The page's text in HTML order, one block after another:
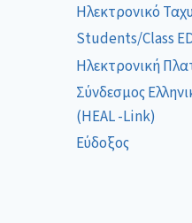
Ηλεκτρονικό
Students/Class
Ηλεκτρονική
Σύνδεσμος
(HEAL -Link)
Εύδοξος